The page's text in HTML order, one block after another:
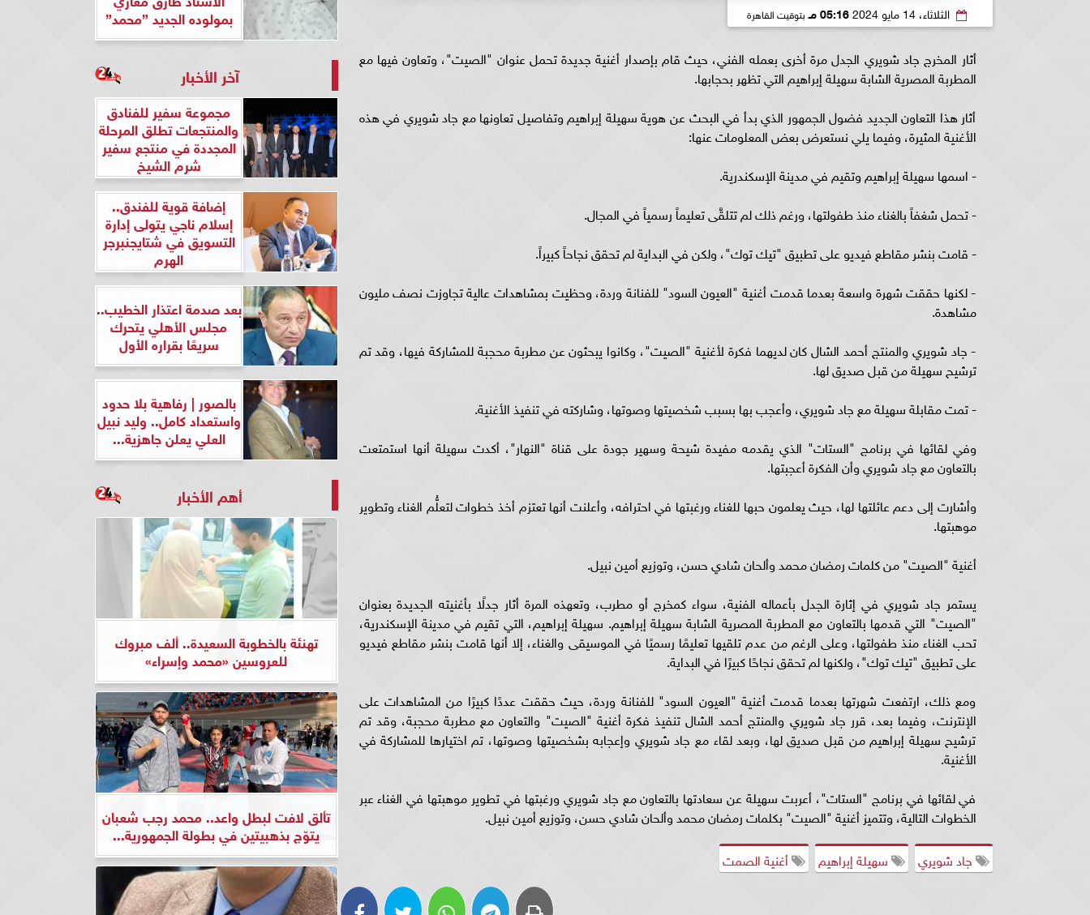
الثلاثاء، 14 مايو 2024 05:16 مـ بتوقيت القاهرة
أثار المخرج جاد شويري الجدل مرة أخرى بعمله الفني، حيث قام بإصدار أغنية جديدة تحمل عنوان "الصيت"، وتعاون فيها مع
المطربة المصرية الشابة سهيلة إبراهيم التي تظهر بحجابها.
أثار هذا التعاون الجديد فضول الجمهور الذي بدأ في البحث عن هوية سهيلة إبراهيم وتفاصيل تعاونها مع جاد شويري في هذه
الأغنية المثيرة، وفيما يلي نستعرض بعض المعلومات عنها:
- اسمها سهيلة إبراهيم وتقيم في مدينة الإسكندرية.
- تحمل شغفاً بالغناء منذ طفولتها، ورغم ذلك لم تتلقَّى تعليماً رسمياً في المجال.
- قامت بنشر مقاطع فيديو على تطبيق "تيك توك"، ولكن في البداية لم تحقق نجاحاً كبيراً.
- لكنها حققت شهرة واسعة بعدما قدمت أغنية "العيون السود" للفنانة وردة، وحظيت بمشاهدات عالية تجاوزت نصف مليون
مشاهدة.
- جاد شويري والمنتج أحمد الشال كان لديهما فكرة لأغنية "الصيت"، وكانوا يبحثون عن مطربة محجبة للمشاركة فيها، وقد تم
ترشيح سهيلة من قبل صديق لها.
- تمت مقابلة سهيلة مع جاد شويري، وأعجب بها بسبب شخصيتها وصوتها، وشاركته في تنفيذ الأغنية.
وفي لقائها في برنامج "الستات" الذي يقدمه مفيدة شيحة وسهير جودة على قناة "النهار"، أكدت سهيلة أنها استمتعت
بالتعاون مع جاد شويري وأن الفكرة أعجبتها.
وأشارت إلى دعم عائلتها لها، حيث يعلمون حبها للغناء ورغبتها في احترافه، وأعلنت أنها تعتزم أخذ خطوات لتعلُّم الغناء وتطوير
موهبتها.
أغنية "الصيت" من كلمات رمضان محمد وألحان شادي حسن، وتوزيع أمين نبيل.
يستمر جاد شويري في إثارة الجدل بأعماله الفنية، سواء كمخرج أو مطرب، وتعهذه المرة أثار جدلًا بأغنيته الجديدة بعنوان
"الصيت" التي قدمها بالتعاون مع المطربة المصرية الشابة سهيلة إبراهيم. سهيلة إبراهيم، التي تقيم في مدينة الإسكندرية،
تحب الغناء منذ طفولتها، وعلى الرغم من عدم تلقيها تعليمًا رسميًا في الموسيقى والغناء، إلا أنها قامت بنشر مقاطع فيديو
على تطبيق "تيك توك"، ولكنها لم تحقق نجاحًا كبيرًا في البداية.
ومع ذلك، ارتفعت شهرتها بعدما قدمت أغنية "العيون السود" للفنانة وردة، حيث حققت عددًا كبيرًا من المشاهدات على
الإنترنت، وفيما بعد، قرر جاد شويري والمنتج أحمد الشال تنفيذ فكرة أغنية "الصيت" والتعاون مع مطربة محجبة، وقد تم
ترشيح سهيلة إبراهيم من قبل صديق لها، وبعد لقاء مع جاد شويري وإعجابه بشخصيتها وصوتها، تم اختيارها للمشاركة في
الأغنية.
في لقائها في برنامج "الستات"، أعربت سهيلة عن سعادتها بالتعاون مع جاد شويري ورغبتها في تطوير موهبتها في الغناء عبر
الخطوات التالية، وتتميز أغنية "الصيت" بكلمات رمضان محمد وألحان شادي حسن، وتوزيع أمين نبيل.
جاد شويري
سهيلة إبراهيم أغنية الصمت
بمولوده الجديد ”محمد”
آخر الأخبار
مجموعة سفير للفنادق
والمنتجعات تطلق المرحلة
المجددة في منتجع سفير
شرم الشيخ
إضافة قوية للفندق..
إسلام ناجي يتولى إدارة
التسويق في شتايجنبرجر
الهرم
بعد صدمة اعتذار الخطيب..
مجلس الأهلي يتحرك
سريعًا بقراره الأول
بالصور | رفاهية بلا حدود
واستعداد كامل.. وليد نبيل
العلي يعلن جاهزية...
أهم الأخبار
تهنئة بالخطوبة السعيدة.. ألف مبروك
للعروسين «محمد وإسراء»
تألق لافت لبطل واعد.. محمد رجب شعبان
يتوّج بذهبيتين في بطولة الجمهورية...